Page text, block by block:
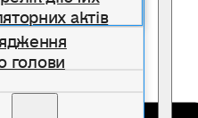
актів
голови